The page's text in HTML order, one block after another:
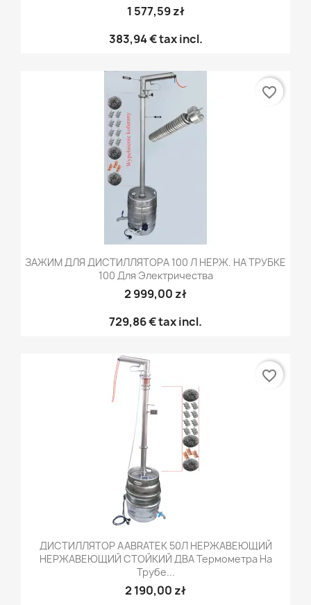
1 577,59 zł
383,94 €tax incl.
ЗАЖИМ ДЛЯ ДИСТИЛЛЯТОРА 100 Л НЕРЖ. НА ТРУБКЕ
100 Для Электричества
2 999,00 zł
729,86 €tax incl.
favorite_border
ДИСТИЛЛЯТОР AABRATEK 50Л НЕРЖАВЕЮЩИЙ
НЕРЖАВЕЮЩИЙ СТОЙКИЙ ДВА Термометра На
Трубе...
2 190,00 zł
favorite_border